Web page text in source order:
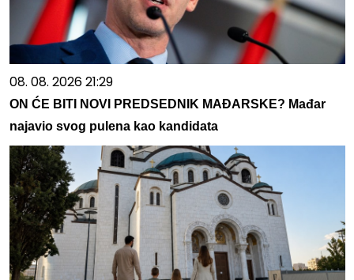
08. 08. 2026 21:29
ON ĆE BITI NOVI PREDSEDNIK MAĐARSKE? Mađar
najavio svog pulena kao kandidata